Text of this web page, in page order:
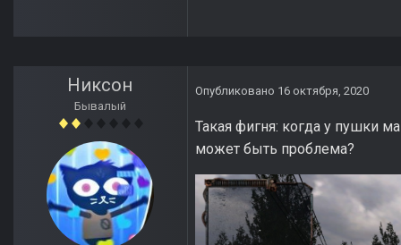
Никсон
Бывалый
Опубликовано 16 октября, 2020
Такая фигня: когда у пушки
может быть проблема?